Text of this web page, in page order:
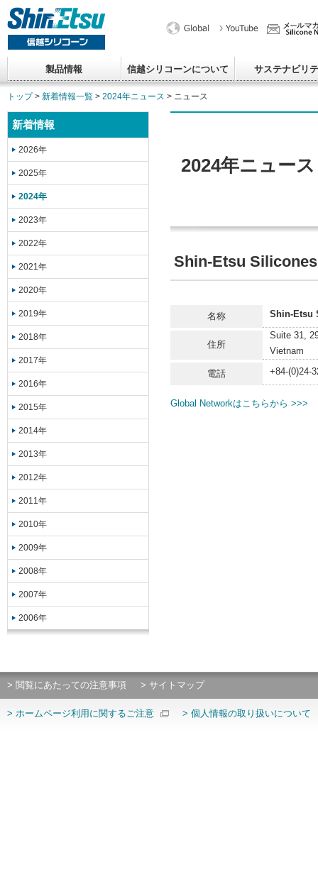
製品情報 信越シリコーンについて サステナビリ
トップ> 新着情報一覧 > 2024年ニュース > ニュース
新着情報
2026年
2025年
2024年
2023年
2022年
2021年
2020年
2019年
2018年
2017年
2016年
2015年
2014年
2013年
2012年
2011年
2010年
2009年
2008年
2007年
2006年
2024年ニュース
Shin-Etsu
名称 Shin-Etsu
住所
Suite 31,
Vietnam
電話 +84-(0)24-
Global Networkはこちらから >>>
> 閲覧にあたっての注意事項 > サイトマップ
> ホームページ利用に関するご注意 > 個人情報の取り扱いについて